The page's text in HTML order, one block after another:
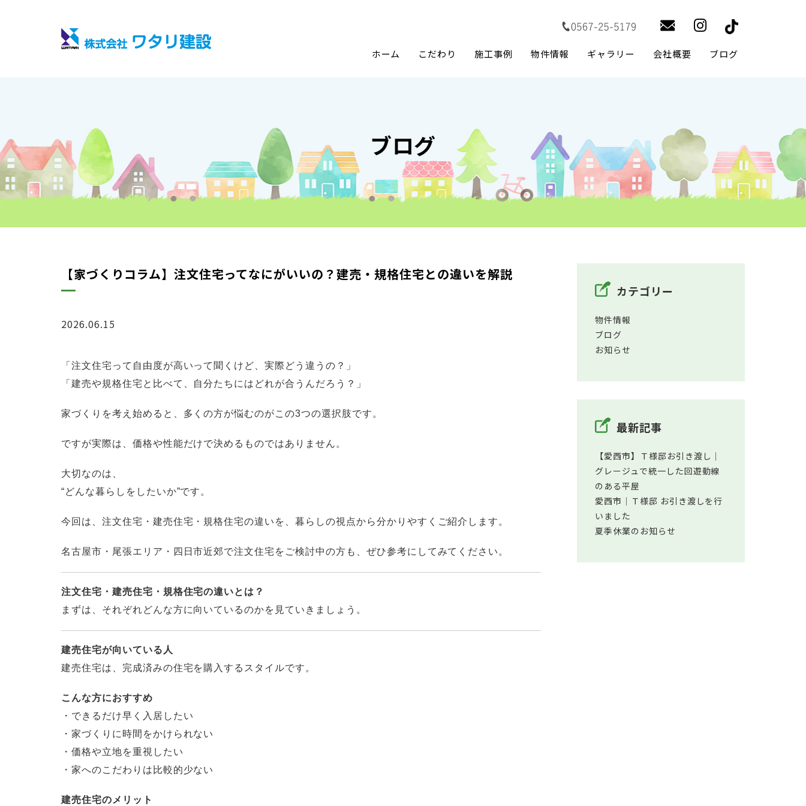
ホーム こだわり 施工事例 物件情報 ギャラリー 会社概要 ブログ
ブログ
【家づくりコラム】注文住宅ってなにがいいの？建売・規格住宅との違いを解説
2026.06.15
「注文住宅って自由度が高いって聞くけど、実際どう違うの？」
「建売や規格住宅と比べて、自分たちにはどれが合うんだろう？」
家づくりを考え始めると、多くの方が悩むのがこの3つの選択肢です。
ですが実際は、価格や性能だけで決めるものではありません。
大切なのは、
“どんな暮らしをしたいか”です。
今回は、注文住宅・建売住宅・規格住宅の違いを、暮らしの視点から分かりやすくご紹介します。
名古屋市・尾張エリア・四日市近郊で注文住宅をご検討中の方も、ぜひ参考にしてみてください。
注文住宅・建売住宅・規格住宅の違いとは？
まずは、それぞれどんな方に向いているのかを見ていきましょう。
建売住宅が向いている人
建売住宅は、完成済みの住宅を購入するスタイルです。
こんな方におすすめ
・できるだけ早く入居したい
・家づくりに時間をかけられない
・価格や立地を重視したい
・家へのこだわりは比較的少ない
建売住宅のメリット
カテゴリー
物件情報
ブログ
お知らせ
最新記事
【愛西市】Ｔ様邸お引き渡し｜
グレージュで統一した回遊動線
のある平屋
愛西市│Ｔ様邸 お引き渡しを行
いました
夏季休業のお知らせ